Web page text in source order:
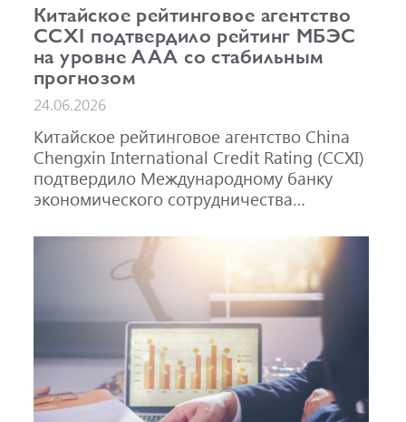
Китайское рейтинговое агентство
CCXI подтвердило рейтинг МБЭС
на уровне AAA со стабильным
прогнозом
24.06.2026
Китайское рейтинговое агентство China
Chengxin International Credit Rating (CCXI)
подтвердило Международному банку
экономического сотрудничества
прогнозом.